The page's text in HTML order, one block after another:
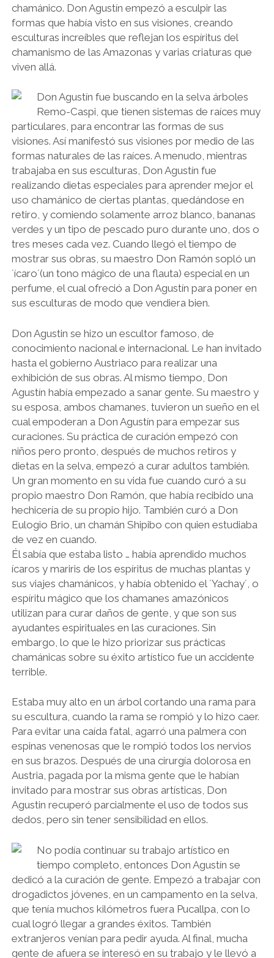
chamánico. Don Agustín empezó a esculpir las
formas que había visto en sus visiones, creando
esculturas increíbles que reflejan los espíritus del
chamanismo de las Amazonas y varias criaturas que
viven allá.
Don Agustín fue buscando en la selva árboles
Remo-Caspi, que tienen sistemas de raíces muy
particulares, para encontrar las formas de sus
visiones. Así manifestó sus visiones por medio de las
formas naturales de las raíces. A menudo, mientras
trabajaba en sus esculturas, Don Agustín fue
realizando dietas especiales para aprender mejor el
uso chamánico de ciertas plantas, quedándose en
retiro, y comiendo solamente arroz blanco, bananas
verdes y un tipo de pescado puro durante uno, dos o
tres meses cada vez. Cuando llegó el tiempo de
mostrar sus obras, su maestro Don Ramón sopló un
´ícaro´(un tono mágico de una flauta) especial en un
perfume, el cual ofreció a Don Agustín para poner en
sus esculturas de modo que vendiera bien.
Don Agustin se hizo un escultor famoso, de
conocimiento nacional e internacional. Le han invitado
hasta el gobierno Austriaco para realizar una
exhibición de sus obras. Al mismo tiempo, Don
Agustín había empezado a sanar gente. Su maestro y
su esposa, ambos chamanes, tuvieron un sueño en el
cual empoderan a Don Agustín para empezar sus
curaciones. Su práctica de curación empezó con
niños pero pronto, después de muchos retiros y
dietas en la selva, empezó a curar adultos también.
Un gran momento en su vida fue cuando curó a su
propio maestro Don Ramón, que había recibido una
hechicería de su propio hijo. También curó a Don
Eulogio Brio, un chamán Shipibo con quien estudiaba
de vez en cuando.
Él sabía que estaba listo … había aprendido muchos
ícaros y mariris de los espíritus de muchas plantas y
sus viajes chamánicos, y había obtenido el ´Yachay´, o
espíritu mágico que los chamanes amazónicos
utilizan para curar daños de gente, y que son sus
ayudantes espirituales en las curaciones. Sin
embargo, lo que le hizo priorizar sus prácticas
chamánicas sobre su éxito artístico fue un accidente
terrible.
Estaba muy alto en un árbol cortando una rama para
su escultura, cuando la rama se rompió y lo hizo caer.
Para evitar una caída fatal, agarró una palmera con
espinas venenosas que le rompió todos los nervios
en sus brazos. Después de una cirurgía dolorosa en
Austria, pagada por la misma gente que le habían
invitado para mostrar sus obras artísticas, Don
Agustin recuperó parcialmente el uso de todos sus
dedos, pero sin tener sensibilidad en ellos.
No podía continuar su trabajo artístico en
tiempo completo, entonces Don Agustín se
dedicó a la curación de gente. Empezó a trabajar con
drogadictos jóvenes, en un campamento en la selva,
que tenía muchos kilómetros fuera Pucallpa, con lo
cual logró llegar a grandes éxitos. También
extranjeros venían para pedir ayuda. Al final, mucha
gente de afuera se interesó en su trabajo y le llevó a